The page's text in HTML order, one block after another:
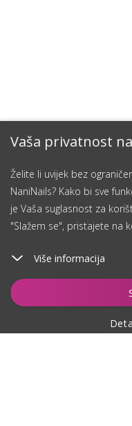
Vaša privatnost
Želite li uvijek bez
NaniNails? Kako bi sve
je Vaša suglasnost za
"Slažem se", pristajete na
Više informacija